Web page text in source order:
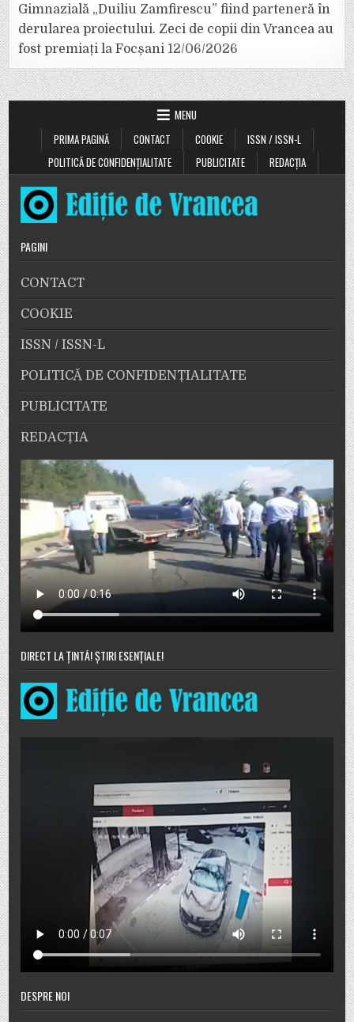
Gimnazială „Duiliu Zamfirescu” fiind parteneră în
derularea proiectului. Zeci de copii din Vrancea au
fost premiați la Focșani 12/06/2026
MENU
PRIMA PAGINĂ
CONTACT COOKIE
ISSN / ISSN-L
POLITICĂ DE CONFIDENȚIALITATE
PUBLICITATE REDACȚIA
PAGINI
CONTACT
COOKIE
ISSN / ISSN-L
POLITICĂ DE CONFIDENȚIALITATE
PUBLICITATE
REDACȚIA
DIRECT LA ȚINTĂ! ȘTIRI ESENȚIALE!
DESPRE NOI